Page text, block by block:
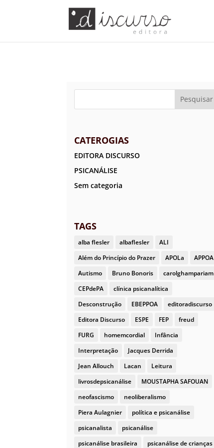
CATEROGIAS
EDITORA DISCURSO
PSICANÁLISE
Sem categoria
TAGS
alba flesler albaflesler
ALI
Além do Princípio do Prazer
APOLa
APPOA
Autismo
Bruno Bonoris
carolghampariam
CEPdePA
clínica psicanalítica
Desconstrução
EBEPPOA
editoradiscurso
Editora Discurso
ESPE FEP
freud
FURG
homemcordial
Infância
Interpretação
Jacques Derrida
Jean Allouch
Lacan
Leitura
livrosdepsicanálise
MOUSTAPHA SAFOUAN
neofascismo
neoliberalismo
Piera Aulagnier
política e psicanálise
psicanalista
psicanálise
psicanálise brasileira
psicanálise de crianças